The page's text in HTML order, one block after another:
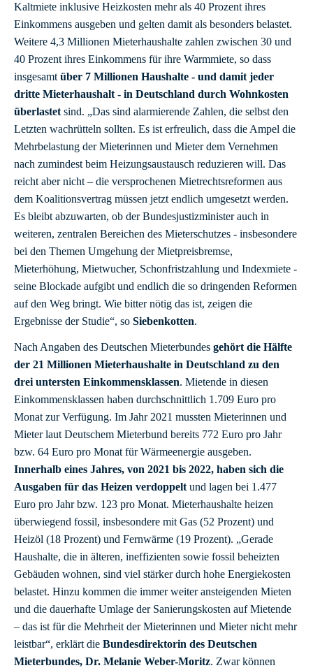
Kaltmiete inklusive Heizkosten mehr als 40 Prozent ihres
Einkommens ausgeben und gelten damit als besonders belastet.
Weitere 4,3 Millionen Mieterhaushalte zahlen zwischen 30 und
40 Prozent ihres Einkommens für ihre Warmmiete, so dass
insgesamt über 7 Millionen Haushalte - und damit jeder
dritte Mieterhaushalt - in Deutschland durch Wohnkosten
überlastet sind. „Das sind alarmierende Zahlen, die selbst den
Letzten wachrütteln sollten. Es ist erfreulich, dass die Ampel die
Mehrbelastung der Mieterinnen und Mieter dem Vernehmen
nach zumindest beim Heizungsaustausch reduzieren will. Das
reicht aber nicht – die versprochenen Mietrechtsreformen aus
dem Koalitionsvertrag müssen jetzt endlich umgesetzt werden.
Es bleibt abzuwarten, ob der Bundesjustizminister auch in
weiteren, zentralen Bereichen des Mieterschutzes - insbesondere
bei den Themen Umgehung der Mietpreisbremse,
Mieterhöhung, Mietwucher, Schonfristzahlung und Indexmiete -
seine Blockade aufgibt und endlich die so dringenden Reformen
auf den Weg bringt. Wie bitter nötig das ist, zeigen die
Ergebnisse der Studie“, so Siebenkotten.
Nach Angaben des Deutschen Mieterbundes gehört die Hälfte
der 21 Millionen Mieterhaushalte in Deutschland zu den
drei untersten Einkommensklassen. Mietende in diesen
Einkommensklassen haben durchschnittlich 1.709 Euro pro
Monat zur Verfügung. Im Jahr 2021 mussten Mieterinnen und
Mieter laut Deutschem Mieterbund bereits 772 Euro pro Jahr
bzw. 64 Euro pro Monat für Wärmeenergie ausgeben.
Innerhalb eines Jahres, von 2021 bis 2022, haben sich die
Ausgaben für das Heizen verdoppelt und lagen bei 1.477
Euro pro Jahr bzw. 123 pro Monat. Mieterhaushalte heizen
überwiegend fossil, insbesondere mit Gas (52 Prozent) und
Heizöl (18 Prozent) und Fernwärme (19 Prozent). „Gerade
Haushalte, die in älteren, ineffizienten sowie fossil beheizten
Gebäuden wohnen, sind viel stärker durch hohe Energiekosten
belastet. Hinzu kommen die immer weiter ansteigenden Mieten
und die dauerhafte Umlage der Sanierungskosten auf Mietende
– das ist für die Mehrheit der Mieterinnen und Mieter nicht mehr
leistbar“, erklärt die Bundesdirektorin des Deutschen
Mieterbundes, Dr. Melanie Weber-Moritz. Zwar können